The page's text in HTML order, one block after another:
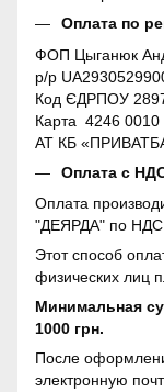
Оплата по
ФОП Цыганюк
р/р
Код ЄДРПОУ
Карта 4246 0010
АТ КБ
Оплата с
Оплата
"ДЕЯРДА" по НДС.
Этот способ
физических лиц
Минимальная
1000 грн.
После
электронную